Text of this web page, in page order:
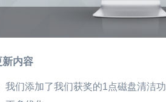
新内容
我们添加了我们获奖的1点磁盘清洁